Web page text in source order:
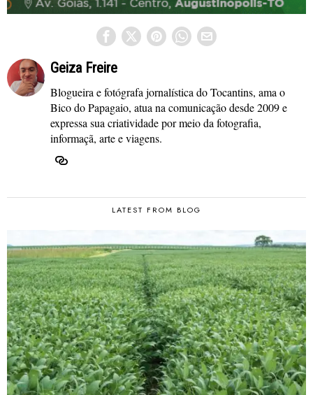
Geiza Freire
Blogueira e fotógrafa jornalística do Tocantins, ama o
Bico do Papagaio, atua na comunicação desde 2009 e
expressa sua criatividade por meio da fotografia,
informaçã, arte e viagens.
LATEST FROM BLOG